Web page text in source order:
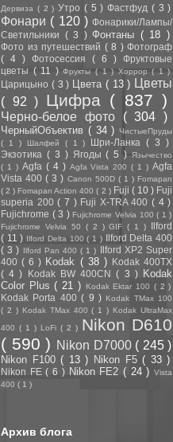
Дервиза ( 2 ) Утро ( 5 ) Фастфуд ( 3 )
Фонари ( 120 ) Фонарики/Лампы/
Светильники ( 3 ) Фонтаны ( 18 )
Фото из путешествий ( 8 ) Фотограф
( 4 ) Фотосессия ( 6 ) Фруктовые
цветы ( 11 )Фрукты ( 1 ) Хоррор( 1 )
Царицыно ( 3 ) Цвета ( 13 ) Цветы
( 92 ) Цифра ( 837 )
Черно-белое фото ( 304 )
ЧерныйОбъектив ( 34 ) ЧистыеПруды
( 1 )
Шалфей ( 1 ) Шри-Ланка( 3 )
Экзотика ( 3 ) Ягоды( 5 ) Язычество
( 1 ) Agfa ( 4 ) Agfa Vista 200( 1 )Agfa
Vista 400( 3 ) Canon 500D ( 1 ) Fomapan
( 2 ) Fomapan Action 400( 2 ) Fuji ( 10 ) Fuji
superia 200( 7 ) Fuji X-TRA 400( 4 )
Fujichrome ( 3 ) Fujichrome Velvia 100( 1 )
Fujichrome Velvia 50 ( 2 )GIF( 1 ) Ilford
( 11 ) Ilford Delta 100( 1 ) Ilford Delta 400
( 3 ) Ilford Pan 400( 1 ) Ilford XP2 Super
400( 6 ) Kodak ( 38 ) Kodak 400TX
( 4 )
Kodak BW 400CN( 3 )
Kodak
Color Plus( 21 ) Kodak Ektar 100 ( 2 )
Kodak Porta 400( 9 ) Kodak TMax 100
( 2 ) Kodak TMax 400( 1 ) Kodak UltraMax
400 ( 1 ) LoFi ( 2 ) Nikon D610
( 590 ) Nikon D7000 ( 245 )
Nikon F100( 13 ) Nikon F5( 33 )
Nikon FE( 6 ) Nikon FE2 ( 24 )Vista
400 ( 1 )
Архив блога